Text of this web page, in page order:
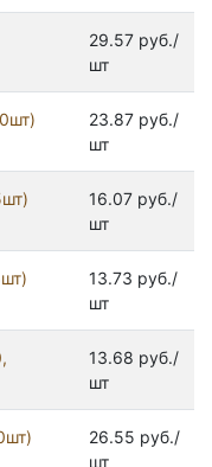
29.57 руб./
шт
23.87 руб./
шт
16.07 руб./
шт
13.73 руб./
шт
13.68 руб./
шт
26.55 руб./
шт